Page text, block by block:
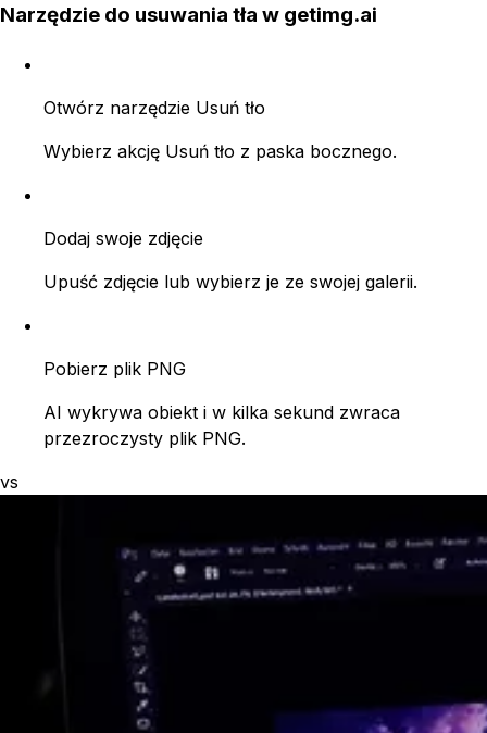
Narzędzie do usuwania tła w getimg.ai
Otwórz narzędzie Usuń tło
Wybierz akcję Usuń tło z paska bocznego.
Dodaj swoje zdjęcie
Upuść zdjęcie lub wybierz je ze swojej galerii.
Pobierz plik PNG
AI wykrywa obiekt i w kilka sekund zwraca
przezroczysty plik PNG.
vs